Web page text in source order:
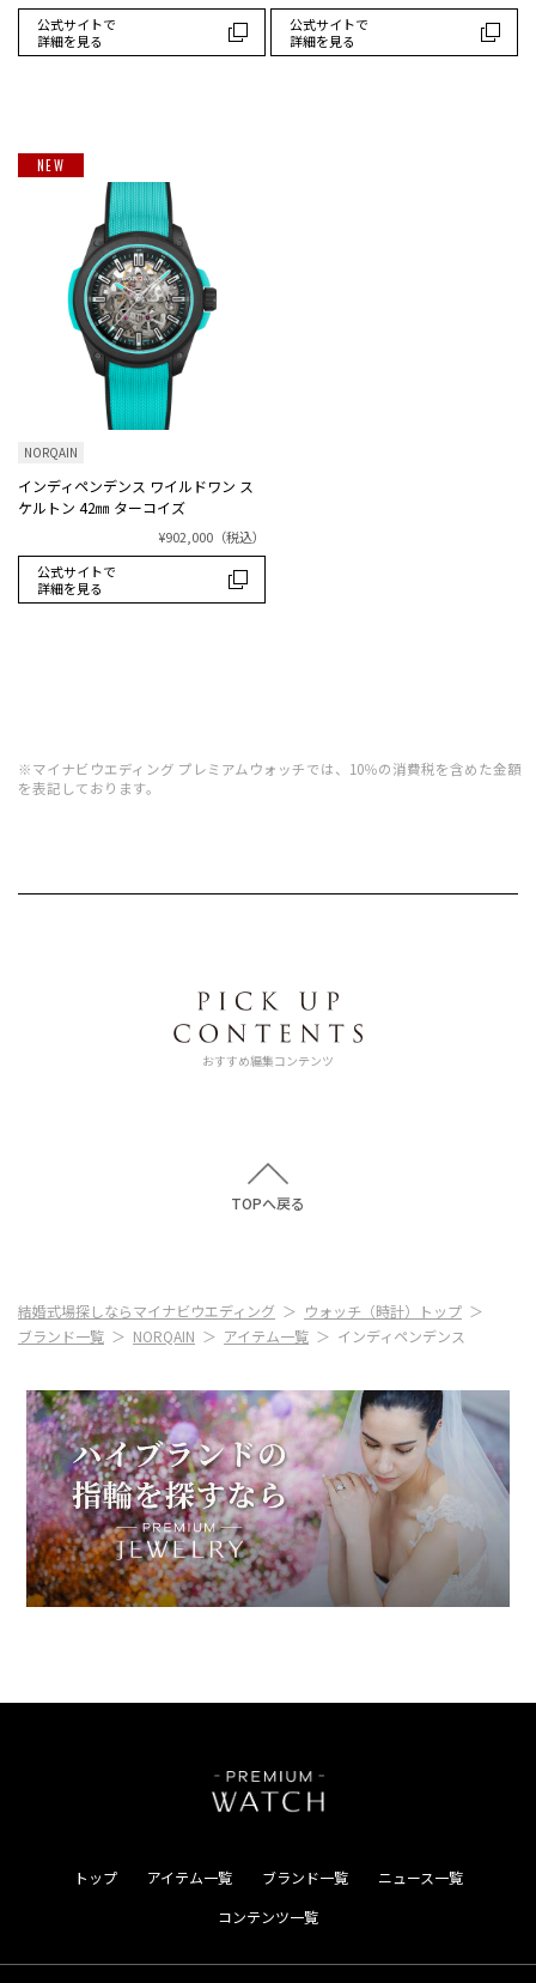
公式サイトで
詳細を見る
公式サイトで
詳細を見る
NEW
NORQAIN
インディペンデンス ワイルドワン ス
ケルトン 42㎜ ターコイズ
¥902,000 （税込）
公式サイトで
詳細を見る
※マイナビウエディング プレミアムウォッチでは、10％の消費税を含めた金額
を表記しております。
おすすめ編集コンテンツ
TOPへ戻る
結婚式場探しならマイナビウエディング
ウォッチ（時計）トップ
ブランド一覧
NORQAIN アイテム一覧 インディペンデンス
トップ アイテム一覧 ブランド一覧
ニュース一覧
コンテンツ一覧